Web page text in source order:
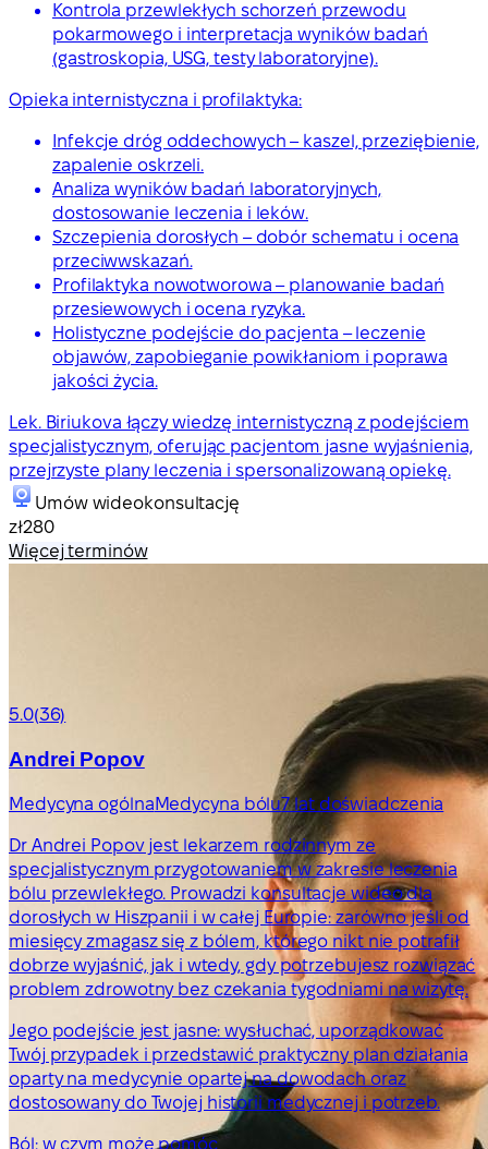
Kontrola przewlekłych schorzeń przewodu
pokarmowego i interpretacja wyników badań
(gastroskopia, USG, testy laboratoryjne).
Opieka internistyczna i profilaktyka:
Infekcje dróg oddechowych – kaszel, przeziębienie,
zapalenie oskrzeli.
Analiza wyników badań laboratoryjnych,
dostosowanie leczenia i leków.
Szczepienia dorosłych – dobór schematu i ocena
przeciwwskazań.
Profilaktyka nowotworowa – planowanie badań
przesiewowych i ocena ryzyka.
Holistyczne podejście do pacjenta – leczenie
objawów, zapobieganie powikłaniom i poprawa
jakości życia.
Lek. Biriukova łączy wiedzę internistyczną z podejściem
specjalistycznym, oferując pacjentom jasne wyjaśnienia,
przejrzyste plany leczenia i spersonalizowaną opiekę.
Umów wideokonsultację
zł280
Więcej terminów
5.0(36)
Andrei Popov
Medycyna ogólnaMedycyna bólu7 lat doświadczenia
Dr Andrei Popov jest lekarzem rodzinnym ze
specjalistycznym przygotowaniem w zakresie leczenia
bólu przewlekłego. Prowadzi konsultacje wideo dla
dorosłych w Hiszpanii i w całej Europie: zarówno jeśli od
miesięcy zmagasz się z bólem, którego nikt nie potrafił
dobrze wyjaśnić, jak i wtedy, gdy potrzebujesz rozwiązać
problem zdrowotny bez czekania tygodniami na wizytę.
Jego podejście jest jasne: wysłuchać, uporządkować
Twój przypadek i przedstawić praktyczny plan działania
oparty na medycynie opartej na dowodach oraz
dostosowany do Twojej historii medycznej i potrzeb.
Ból: w czym może pomóc